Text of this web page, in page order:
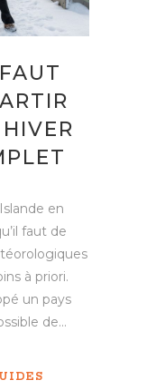
en
faut de
à priori.
un pays
de...